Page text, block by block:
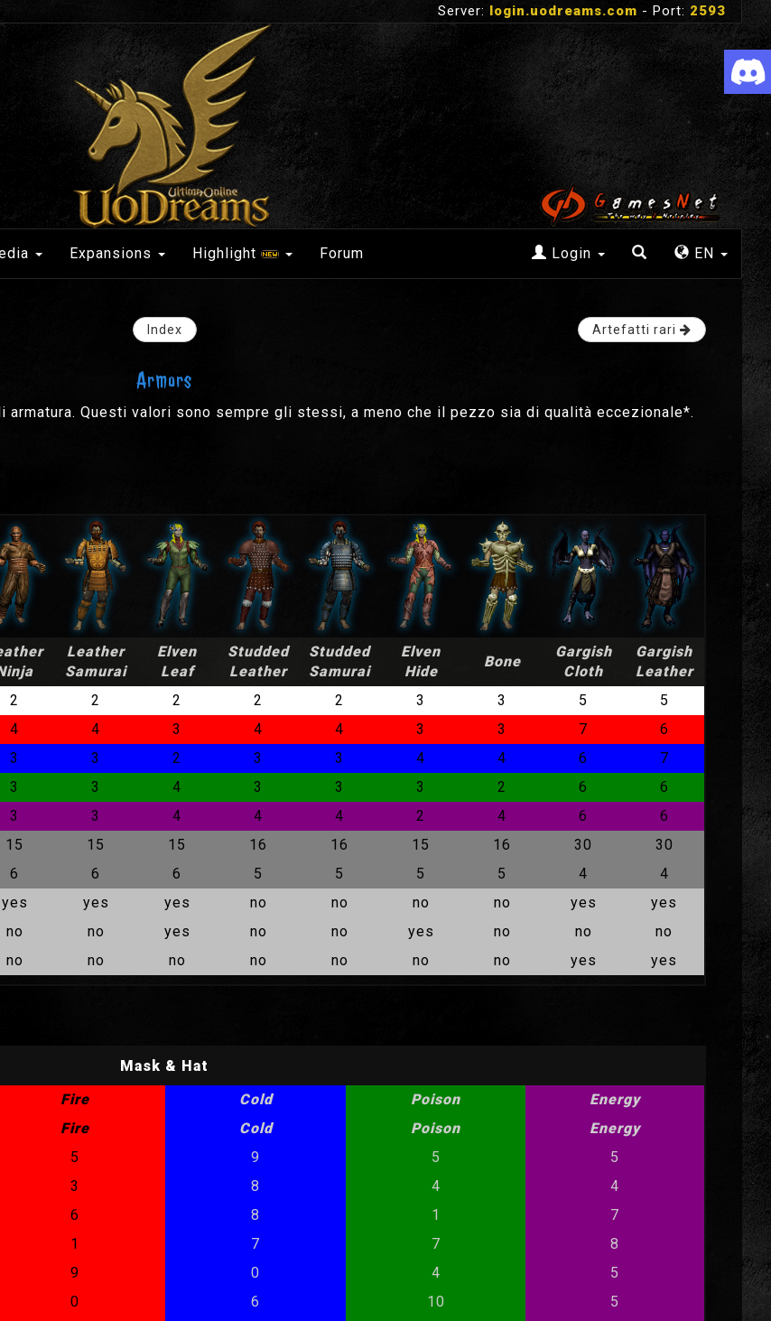
Server: login.uodreams.com - Port: 2593
Login EN
Expansions Highlight Forum
Index Artefatti rari
Armors
Questi valori sono sempre gli stessi, a meno che il pezzo sia di qualità eccezionale*.
Leather
Samurai
Elven
Leaf
Studded
Leather
Studded
Samurai
Elven
Hide
Bone
Gargish
Cloth
Gargish
Leather
2 2 2 2 2 3 3 5
5
4 4 3 4 4 3 3 7
6
3 3 2 3 3 4 4 6
7
3 3 4 3 3 3 2 6
6
3 3 4 4 4 2 4 6
6
15 15 15 16 16 15 16 30
30
6 6 6 5 5 5 5 4
4
yes yes yes no no no no yes
yes
no no yes no no yes no no
no
no no no no no no no yes yes
Mask & Hat
Fire Cold Poison
Energy
Fire Cold Poison
Energy
5 9 5
5
3 8 4
4
6 8 1
7
1 7 7
8
9 0 4
5
0 6 10
5